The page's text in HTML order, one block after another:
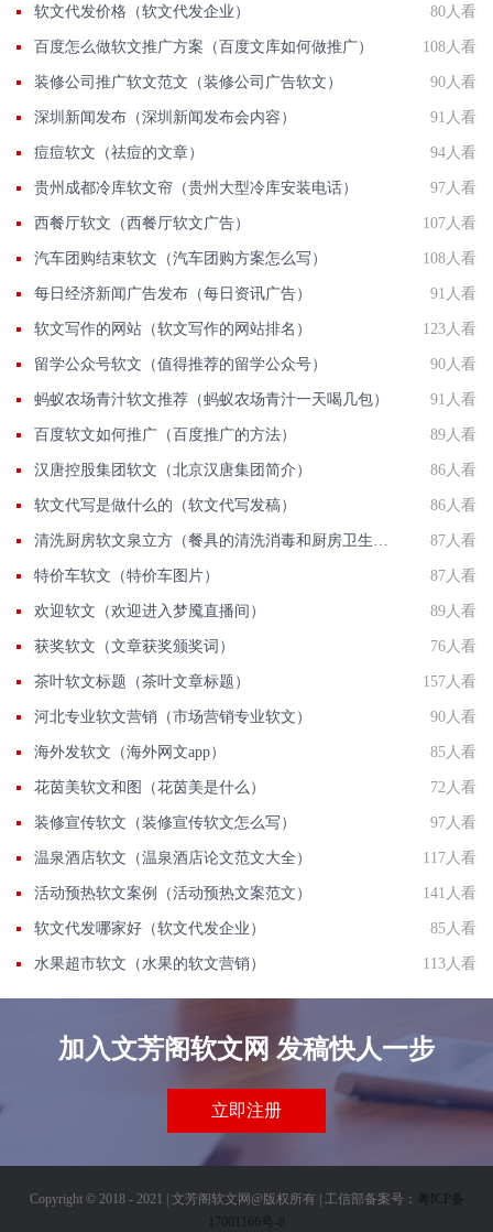
软文代发价格（软文代发企业） 80人看
百度怎么做软文推广方案（百度文库如何做推广） 108人看
装修公司推广软文范文（装修公司广告软文） 90人看
深圳新闻发布（深圳新闻发布会内容） 91人看
痘痘软文（祛痘的文章） 94人看
贵州成都冷库软文帘（贵州大型冷库安装电话） 97人看
西餐厅软文（西餐厅软文广告） 107人看
汽车团购结束软文（汽车团购方案怎么写） 108人看
每日经济新闻广告发布（每日资讯广告） 91人看
软文写作的网站（软文写作的网站排名） 123人看
留学公众号软文（值得推荐的留学公众号） 90人看
蚂蚁农场青汁软文推荐（蚂蚁农场青汁一天喝几包） 91人看
百度软文如何推广（百度推广的方法） 89人看
汉唐控股集团软文（北京汉唐集团简介） 86人看
软文代写是做什么的（软文代写发稿） 86人看
清洗厨房软文泉立方（餐具的清洗消毒和厨房卫生清洁） 87人看
特价车软文（特价车图片） 87人看
欢迎软文（欢迎进入梦魇直播间） 89人看
获奖软文（文章获奖颁奖词） 76人看
茶叶软文标题（茶叶文章标题） 157人看
河北专业软文营销（市场营销专业软文） 90人看
海外发软文（海外网文app） 85人看
花茵美软文和图（花茵美是什么） 72人看
装修宣传软文（装修宣传软文怎么写） 97人看
温泉酒店软文（温泉酒店论文范文大全） 117人看
活动预热软文案例（活动预热文案范文） 141人看
软文代发哪家好（软文代发企业） 85人看
水果超市软文（水果的软文营销） 113人看
加入文芳阁软文网 发稿快人一步
立即注册
Copyright © 2018 - 2021 | 文芳阁软文网@版权所有 | 工信部备案号： 粤ICP备
17001166号-8